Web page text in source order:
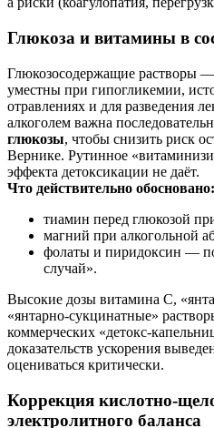
Глюкоза и витамины в
Глюкозосодержащие растворы
уместны при гипогликемии,
отравлениях и для разведения
алкоголем важна
глюкозы, чтобы снизить риск
Вернике. Рутинное
эффекта детоксикации не даёт.
Что действительно обосновано:
тиамин перед глюкозой
магний при алкогольной
фолаты и пиридоксин —
случай».
Высокие дозы витамина C,
«янтарно‑сукцинатные»
коммерческих
доказательств ускорения
оцениваться критически.
Коррекция
электролитного баланса